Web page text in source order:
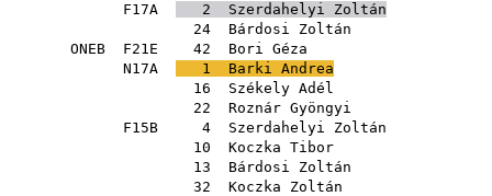
F17A
2
Szerdahelyi Zoltán
24
Bárdosi Zoltán
ONEB F21E 42
Bori Géza
N17A
1
Barki Andrea
16
Székely Adél
22
Roznár Gyöngyi
F15B 4
Szerdahelyi Zoltán
10
Koczka Tibor
13
Bárdosi Zoltán
32
Koczka Zoltán